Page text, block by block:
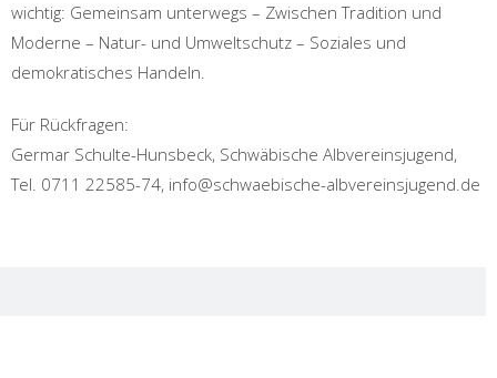
wichtig: Gemeinsam unterwegs – Zwischen Tradition und
Moderne – Natur- und Umweltschutz – Soziales und
demokratisches Handeln.
Für Rückfragen:
Germar Schulte-Hunsbeck, Schwäbische Albvereinsjugend,
Tel. 0711 22585-74, info@schwaebische-albvereinsjugend.de